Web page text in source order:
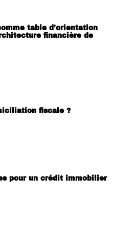
table d’orientation
financière de
fiscale ?
pour un crédit immobilier